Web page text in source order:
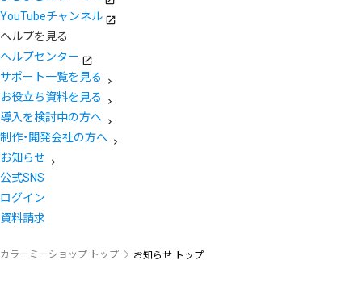
YouTubeチャンネル
ヘルプを見る
ヘルプセンター
サポート一覧を見る
お役立ち資料を見る
導入を検討中の方へ
制作・開発会社の方へ
お知らせ
公式SNS
ログイン
資料請求
カラーミーショップ トップ お知らせ トップ